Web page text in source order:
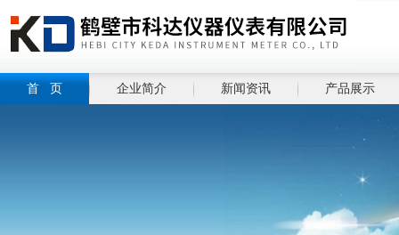
首 页 企业简介 新闻资讯 产品展示